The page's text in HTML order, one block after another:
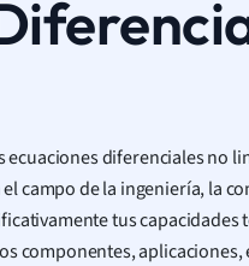
ecuaciones diferenciales no
campo de la ingeniería, la
tus capacidades
componentes,